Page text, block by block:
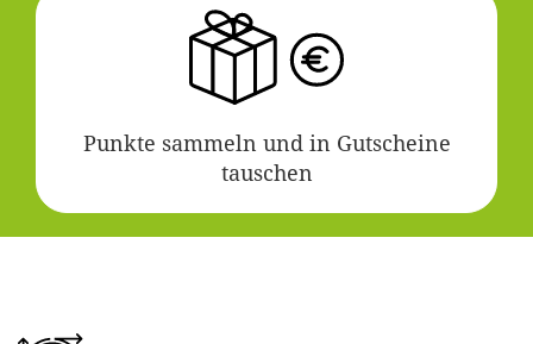
Punkte sammeln und in Gutscheine
tauschen